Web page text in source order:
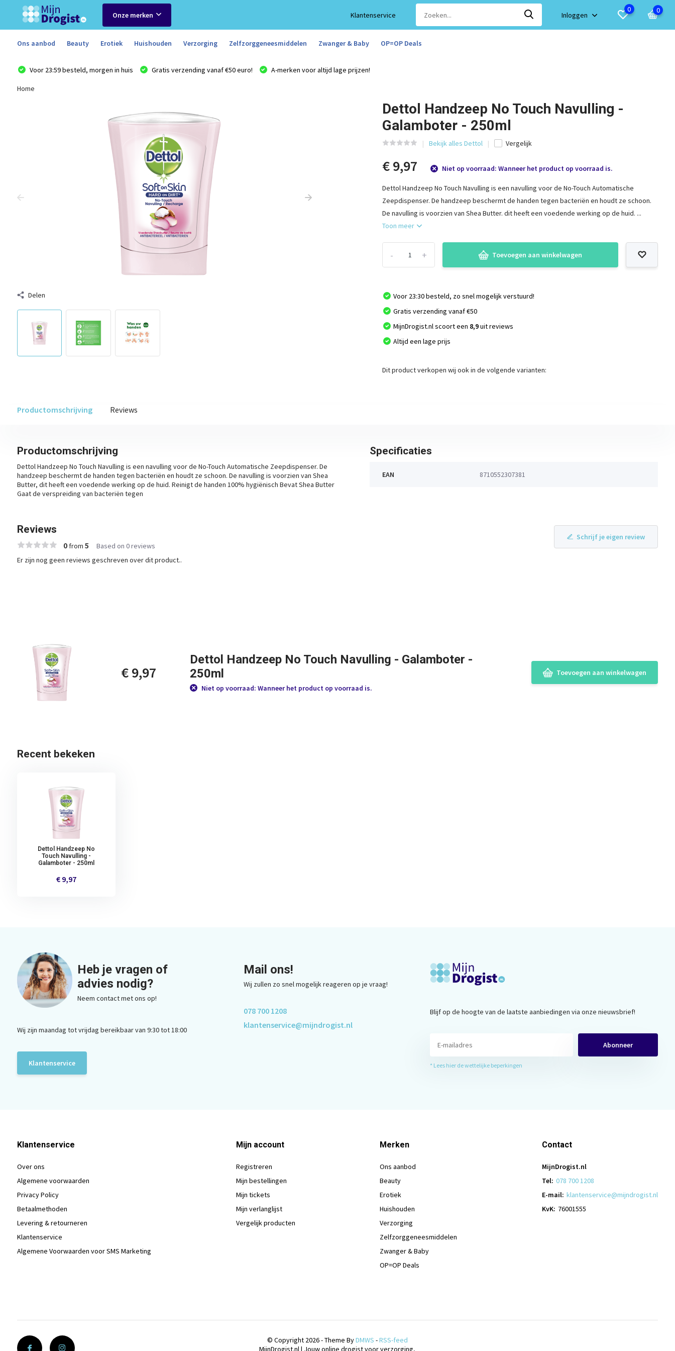
Onze merken Klantenservice Inloggen
0 0
Ons aanbod Beauty Erotiek Huishouden Verzorging Zelfzorggeneesmiddelen Zwanger & Baby OP=OP Deals
Voor 23:59 besteld, morgen in huis Gratis verzending vanaf €50 euro! A-merken voor altijd lage prijzen!
Home
Delen
Dettol Handzeep No Touch Navulling -
Galamboter - 250ml
Bekijk alles Dettol Vergelijk
€ 9,97 Niet op voorraad: Wanneer het product op voorraad is.
Dettol Handzeep No Touch Navulling is een navulling voor de No-Touch Automatische
Zeepdispenser. De handzeep beschermt de handen tegen bacteriën en houdt ze schoon.
De navulling is voorzien van Shea Butter. dit heeft een voedende werking op de huid. ...
Toon meer
+
- Toevoegen aan winkelwagen
Voor 23:30 besteld, zo snel mogelijk verstuurd!
Gratis verzending vanaf €50
MijnDrogist.nl scoort een 8,9uit reviews
Altijd een lage prijs
Dit product verkopen wij ook in de volgende varianten:
Productomschrijving Reviews
Productomschrijving
Dettol Handzeep No Touch Navulling is een navulling voor de No-Touch Automatische Zeepdispenser. De
handzeep beschermt de handen tegen bacteriën en houdt ze schoon. De navulling is voorzien van Shea
Butter, dit heeft een voedende werking op de huid. Reinigt de handen 100% hygiënisch Bevat Shea Butter
Gaat de verspreiding van bacteriën tegen
Specificaties
EAN 8710552307381
Reviews
0from 5 Based on 0 reviews
Schrijf je eigen review
Er zijn nog geen reviews geschreven over dit product..
€ 9,97
Dettol Handzeep No Touch Navulling - Galamboter -
250ml
Niet op voorraad: Wanneer het product op voorraad is.
Toevoegen aan winkelwagen
Recent bekeken
Dettol Handzeep No
Touch Navulling -
Galamboter - 250ml
€ 9,97
Heb je vragen of
advies nodig?
Neem contact met ons op!
Wij zijn maandag tot vrijdag bereikbaar van 9:30 tot 18:00
Klantenservice
Mail ons!
Wij zullen zo snel mogelijk reageren op je vraag!
078 700 1208
klantenservice@mijndrogist.nl
Blijf op de hoogte van de laatste aanbiedingen via onze nieuwsbrief!
Abonneer
* Lees hier de wettelijke beperkingen
Klantenservice
Over ons
Algemene voorwaarden
Privacy Policy
Betaalmethoden
Levering & retourneren
Klantenservice
Algemene Voorwaarden voor SMS Marketing
Mijn account
Registreren
Mijn bestellingen
Mijn tickets
Mijn verlanglijst
Vergelijk producten
Merken
Ons aanbod
Beauty
Erotiek
Huishouden
Verzorging
Zelfzorggeneesmiddelen
Zwanger & Baby
OP=OP Deals
Contact
MijnDrogist.nl
Tel: 078 700 1208
E-mail: klantenservice@mijndrogist.nl
KvK: 76001555
© Copyright 2026 - Theme ByDMWS -RSS-feed
MijnDrogist.nl | Jouw online drogist voor verzorging,